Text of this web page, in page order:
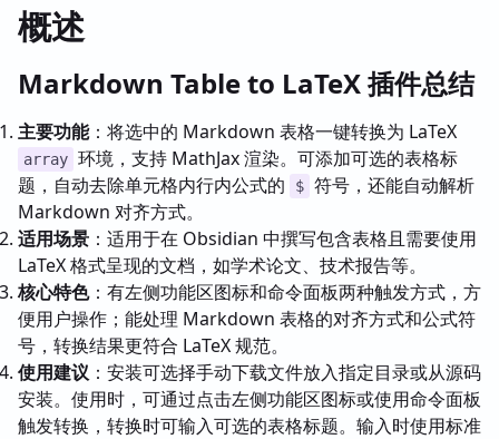
概述
Markdown Table to LaTeX 插件总结
主要功能：将选中的 Markdown 表格一键转换为 LaTeX
array 环境，支持 MathJax 渲染。可添加可选的表格标
题，自动去除单元格内行内公式的
$ 符号，还能自动解析
Markdown 对齐方式。
适用场景 ：适用于在 Obsidian 中撰写包含表格且需要使用
LaTeX 格式呈现的文档，如学术论文、技术报告等。
核心特色：有左侧功能区图标和命令面板两种触发方式，方
便用户操作；能处理 Markdown 表格的对齐方式和公式符
号，转换结果更符合 LaTeX 规范。
使用建议 ：安装可选择手动下载文件放入指定目录或从源码
安装。使用时，可通过点击左侧功能区图标或使用命令面板
触发转换，转换时可输入可选的表格标题。输入时使用标准